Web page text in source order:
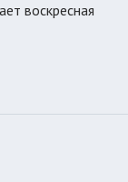
воскресная